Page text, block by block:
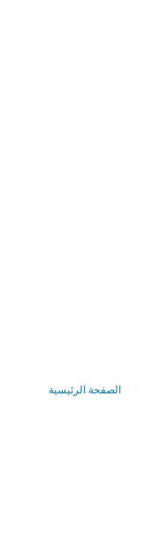
الصفحة الرئيسية